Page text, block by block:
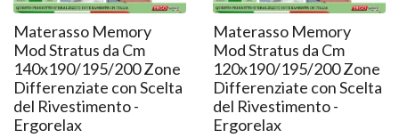
Materasso Memory
Mod Stratus da Cm
140x190/195/200 Zone
Differenziate con Scelta
del Rivestimento -
Ergorelax
Materasso Memory
Mod Stratus da Cm
120x190/195/200 Zone
Differenziate con Scelta
del Rivestimento -
Ergorelax